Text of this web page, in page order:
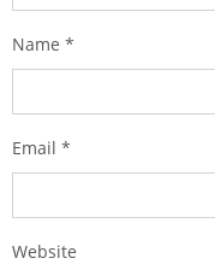
Name *
Email *
Website